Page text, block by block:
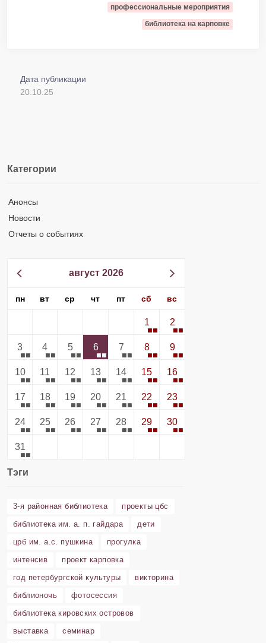
профессиональные мероприятия
библиотека на карповке
Дата публикации
20.10.25
Категории
Анонсы
Новости
Отчеты о событиях
август 2026
пн вт ср чт пт сб вс
1 2
3 4 5 6 7 8 9
10 11 12 13 14 15 16
17 18 19 20 21 22 23
24 25 26 27 28 29 30
31
Тэги
3-я районная библиотека
проекты цбс
библиотека им. а. п. гайдара
дети
црб им. а.с. пушкина
прогулка
интенсив
проект карповка
год петербургской культуры
викторина
библионочь
фотосессия
библиотека кировских островов
выставка
семинар